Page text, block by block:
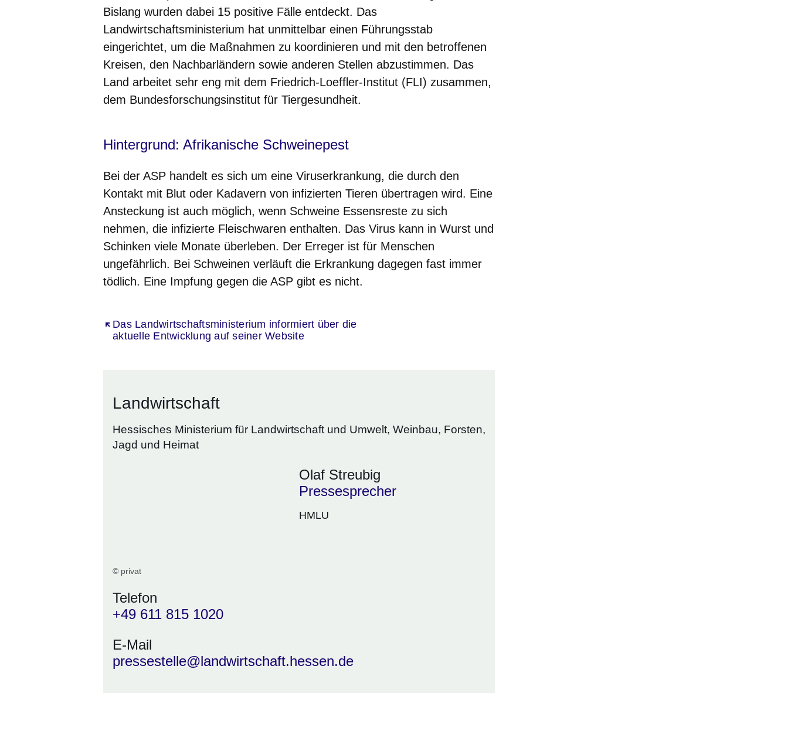
Bislang wurden dabei 15 positive Fälle entdeckt. Das
Landwirtschaftsministerium hat unmittelbar einen Führungsstab
eingerichtet, um die Maßnahmen zu koordinieren und mit den betroffenen
Kreisen, den Nachbarländern sowie anderen Stellen abzustimmen. Das
Land arbeitet sehr eng mit dem Friedrich-Loeffler-Institut (FLI) zusammen,
dem Bundesforschungsinstitut für Tiergesundheit.
Hintergrund: Afrikanische Schweinepest
Bei der ASP handelt es sich um eine Viruserkrankung, die durch den
Kontakt mit Blut oder Kadavern von infizierten Tieren übertragen wird. Eine
Ansteckung ist auch möglich, wenn Schweine Essensreste zu sich
nehmen, die infizierte Fleischwaren enthalten. Das Virus kann in Wurst und
Schinken viele Monate überleben. Der Erreger ist für Menschen
ungefährlich. Bei Schweinen verläuft die Erkrankung dagegen fast immer
tödlich. Eine Impfung gegen die ASP gibt es nicht.
Das Landwirtschaftsministerium informiert über die
aktuelle Entwicklung auf seiner Website
Öffnet sich in einem neuen Fenster
Landwirtschaft
Hessisches Ministerium für Landwirtschaft und Umwelt, Weinbau, Forsten,
Jagd und Heimat
© privat
Olaf Streubig
Pressesprecher
HMLU
Telefon
+49 611 815 1020
E-Mail
pressestelle@landwirtschaft.hessen.de